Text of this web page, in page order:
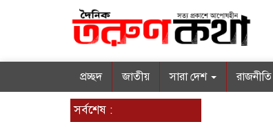
প্রচ্ছদ জাতীয় সারা দেশ রাজনীতি
সর্বশেষ :